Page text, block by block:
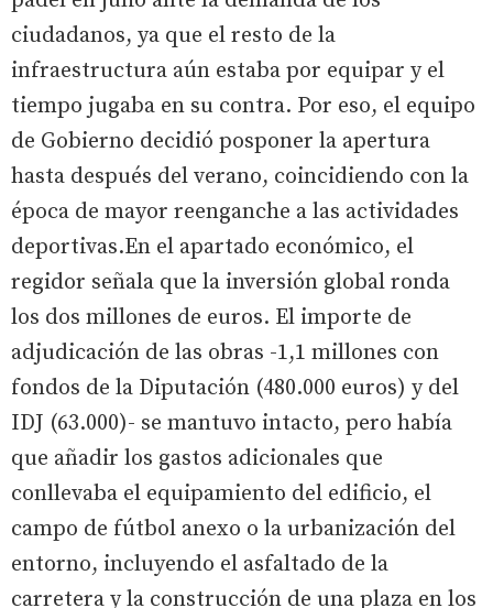
ciudadanos, ya que el resto de la
infraestructura aún estaba por equipar y el
tiempo jugaba en su contra. Por eso, el equipo
de Gobierno decidió posponer la apertura
hasta después del verano, coincidiendo con la
época de mayor reenganche a las actividades
deportivas.En el apartado económico, el
regidor señala que la inversión global ronda
los dos millones de euros. El importe de
adjudicación de las obras -1,1 millones con
fondos de la Diputación (480.000 euros) y del
IDJ (63.000)- se mantuvo intacto, pero había
que añadir los gastos adicionales que
conllevaba el equipamiento del edificio, el
campo de fútbol anexo o la urbanización del
entorno, incluyendo el asfaltado de la
carretera y la construcción de una plaza en los